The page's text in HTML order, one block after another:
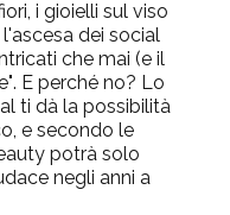
i gioielli sul viso
dei social
che mai (e il
. E perché no? Lo
ti dà la possibilità
e secondo le
potrà solo
negli anni a